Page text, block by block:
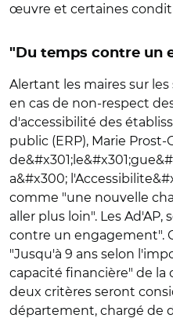
œuvre et certaines
"Du temps contre un
Alertant les maires sur
en cas de non-respect
d'accessibilité des
public (ERP), Marie Prost-
a&#x300;
comme "une nouvelle
aller plus loin". Les
contre un engagement".
"Jusqu'à 9 ans selon
capacité financière" de la
deux critères seront
département, chargé de